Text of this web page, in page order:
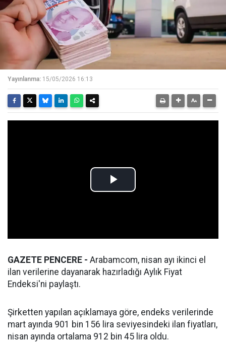
Yayınlanma: 15/05/2026 16:13
GAZETE PENCERE - Arabamcom, nisan ayı ikinci el
ilan verilerine dayanarak hazırladığı Aylık Fiyat
Endeksi'ni paylaştı.
Şirketten yapılan açıklamaya göre, endeks verilerinde
mart ayında 901 bin 156 lira seviyesindeki ilan fiyatları,
nisan ayında ortalama 912 bin 45 lira oldu.